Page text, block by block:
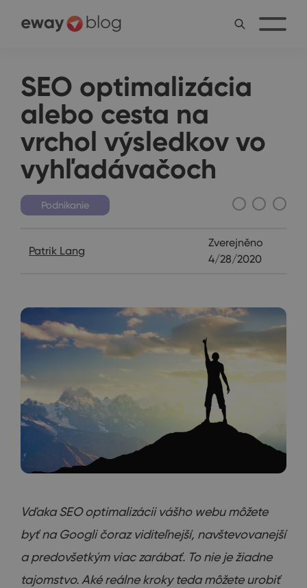
SEO optimalizácia
alebo cesta na
vrchol výsledkov vo
vyhľadávačoch
Podnikanie
Patrik Lang
Zverejněno
4/28/2020
Vďaka SEO optimalizácii vášho webu môžete
byť na Googli čoraz viditeľnejší, navštevovanejší
a predovšetkým viac zarábať. To nie je žiadne
tajomstvo. Aké reálne kroky teda môžete urobiť